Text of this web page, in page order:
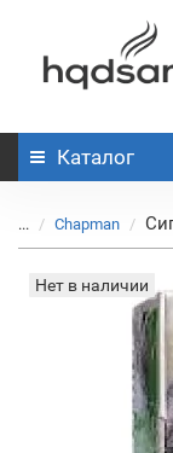
Каталог
... Chapman
Нет в наличии